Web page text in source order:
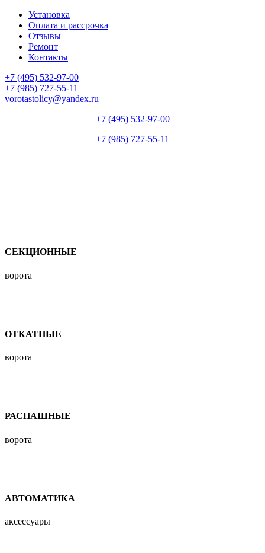
Установка
Оплата и рассрочка
Отзывы
Ремонт
Контакты
+7 (495) 532-97-00
+7 (985) 727-55-11
vorotastolicy@yandex.ru
+7 (495) 532-97-00
+7 (985) 727-55-11
СЕКЦИОННЫЕ
ворота
ОТКАТНЫЕ
ворота
РАСПАШНЫЕ
ворота
АВТОМАТИКА
аксессуары